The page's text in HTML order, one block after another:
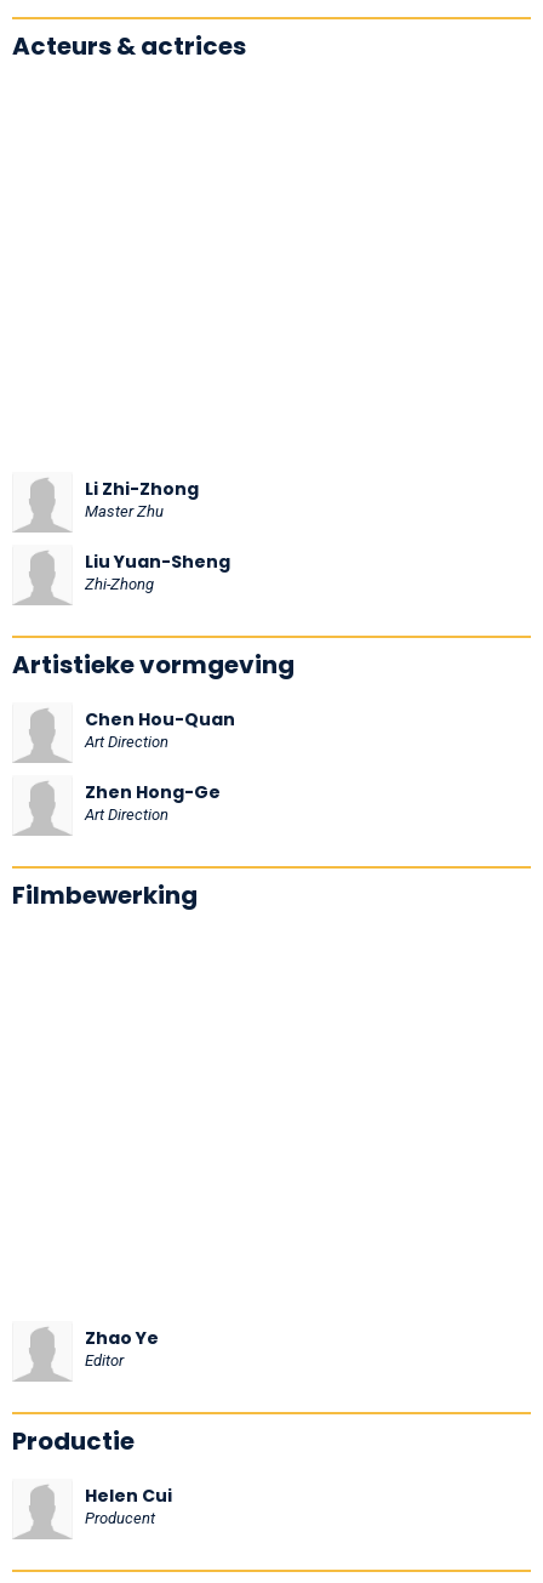
Acteurs & actrices
Li Zhi-Zhong
Master Zhu
Liu Yuan-Sheng
Zhi-Zhong
Artistieke vormgeving
Chen Hou-Quan
Art Direction
Zhen Hong-Ge
Art Direction
Filmbewerking
Zhao Ye
Editor
Productie
Helen Cui
Producent